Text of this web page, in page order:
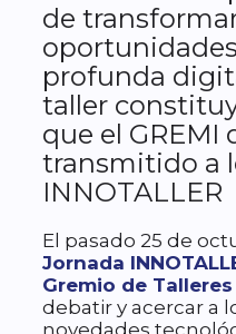
de
profunda
taller
que el GREMI
transmitido a
INNOTALLER
El pasado 25 de
Jornada
Gremio de
debatir y acercar a